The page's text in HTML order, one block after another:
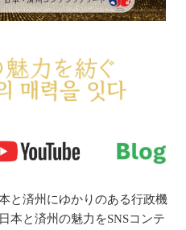
と済州にゆかりのある行政機
本と済州の魅力をSNSコンテ